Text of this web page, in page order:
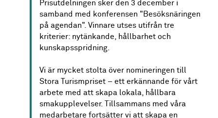
Prisutdelningen sker den 3 december i
samband med konferensen "Besöksnäringen
på agendan". Vinnare utses utifrån tre
kriterier: nytänkande, hållbarhet och
kunskapsspridning.
Vi är mycket stolta över nomineringen till
Stora Turismpriset – ett erkännande för vårt
arbete med att skapa lokala, hållbara
smakupplevelser. Tillsammans med våra
medarbetare fortsätter vi att skapa en